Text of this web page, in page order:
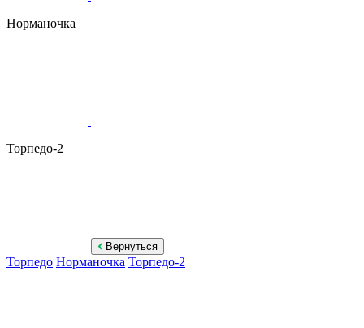
Норманочка
Торпедо-2
Вернуться
Торпедо Норманочка Торпедо-2